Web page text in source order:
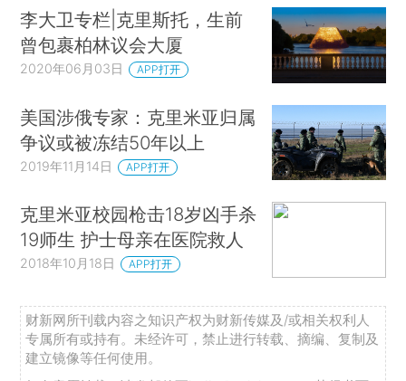
李大卫专栏|克里斯托，生前
曾包裹柏林议会大厦
2020年06月03日 APP打开
美国涉俄专家：克里米亚归属
争议或被冻结50年以上
2019年11月14日 APP打开
克里米亚校园枪击18岁凶手杀
19师生 护士母亲在医院救人
2018年10月18日 APP打开
财新网所刊载内容之知识产权为财新传媒及/或相关权利人
专属所有或持有。未经许可，禁止进行转载、摘编、复制及
建立镜像等任何使用。